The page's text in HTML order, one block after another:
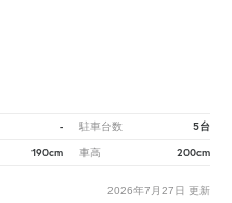
- 駐車台数 5台
190cm 車高 200cm
2026年7月27日 更新